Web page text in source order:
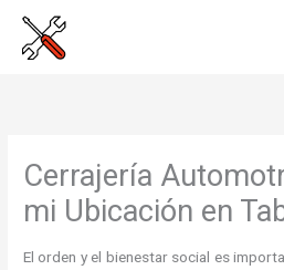
Cerrajería
mi Ubicación en
El orden y el bienestar social es